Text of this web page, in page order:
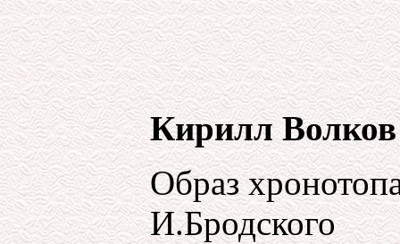
Кирилл Волков
Образ
И.Бродского